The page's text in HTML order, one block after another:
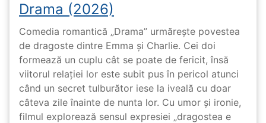
Drama (2026)
Comedia romantică „Drama” urmărește povestea
de dragoste dintre Emma și Charlie. Cei doi
formează un cuplu cât se poate de fericit, însă
viitorul relației lor este subit pus în pericol atunci
când un secret tulburător iese la iveală cu doar
câteva zile înainte de nunta lor. Cu umor și ironie,
filmul explorează sensul expresiei „dragostea e